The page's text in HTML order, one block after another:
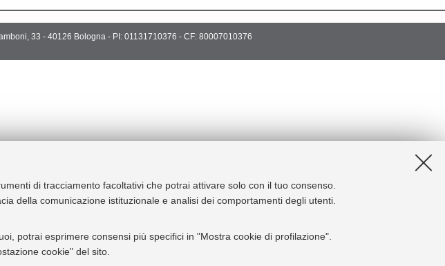
di tracciamento facoltativi che potrai attivare solo con il tuo consenso.
della comunicazione istituzionale e analisi dei comportamenti degli utenti.
potrai esprimere consensi più specifici in "Mostra cookie di profilazione".
cookie" del sito.
33 - 40126 Bologna - PI: 01131710376 - CF: 80007010376